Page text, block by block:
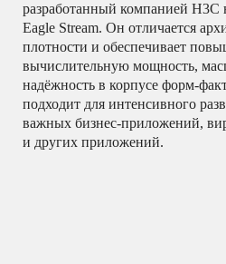
разработанный компанией H3C
Eagle Stream. Он отличается
плотности и обеспечивает
вычислительную мощность,
надёжность в корпусе форм-
подходит для интенсивного
важных бизнес-приложений,
и других приложений.